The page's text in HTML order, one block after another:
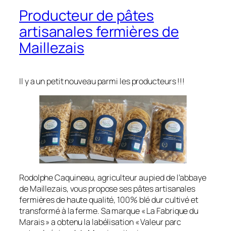
Producteur de pâtes
artisanales fermières de
Maillezais
Il y a un petit nouveau parmi les producteurs !!!
Rodolphe Caquineau, agriculteur au pied de l’abbaye
de Maillezais, vous propose ses pâtes artisanales
fermières de haute qualité, 100% blé dur cultivé et
transformé à la ferme. Sa marque « La Fabrique du
Marais » a obtenu la labélisation « Valeur parc